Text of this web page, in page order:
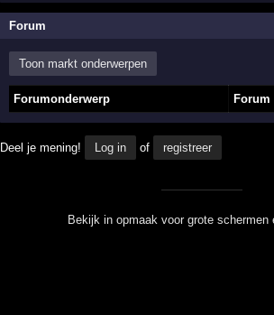
Forum
Toon markt onderwerpen
Forumonderwerp Forum
Deel je mening! Log in of registreer
Bekijk in opmaak voor grote schermen